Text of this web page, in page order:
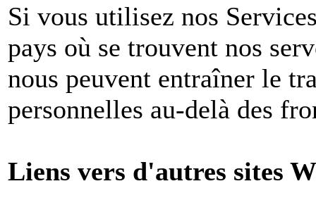
Si vous utilisez nos
pays où se trouvent nos
nous peuvent entraîner le
personnelles au-delà des
Liens vers d'autres sites